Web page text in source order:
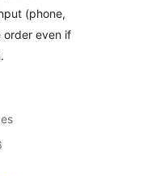
(phone,
order even if